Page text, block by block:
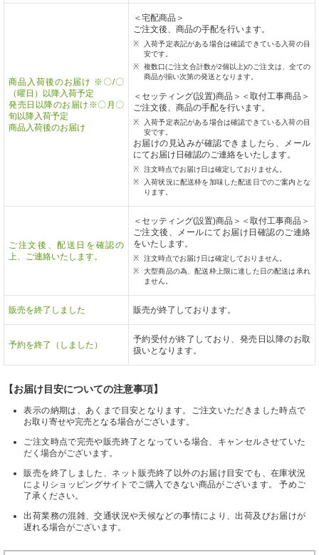
商品入荷後のお届け ※〇/〇
（曜日）以降入荷予定
発売日以降のお届け※〇月〇
旬以降入荷予定
商品入荷後のお届け
＜宅配商品＞
ご注文後、商品の手配を行います。
入荷予定表記がある場合は確認できている入荷の目
安です。
複数口(ご注文合計数が2個以上)のご注文は、全ての
商品が揃い次第の発送となります。
＜セッティング(設置)商品＞＜取付工事商品＞
ご注文後、商品の手配を行います。
入荷予定表記がある場合は確認できている入荷の目
安です。
お届けの見込みが確認できましたら、メール
にてお届け日確認のご連絡をいたします。
注文時点でお届け日は確定しておりません。
入荷状況に配送枠を加味した配送日でのご案内とな
ります。
ご注文後、配送日を確認の
上、ご連絡いたします。
＜セッティング(設置)商品＞＜取付工事商品＞
ご注文後、メールにてお届け日確認のご連絡
をいたします。
注文時点でお届け日は確定しておりません。
大型商品の為、配送枠上限に達した日の配送は承れ
ません。
販売を終了しました 販売が終了しております。
予約を終了（しました）
予約受付が終了しており、発売日以降のお取
扱いとなります。
【お届け目安についての注意事項】
表示の納期は、あくまで目安となります。ご注文いただきました時点で
お取り寄せや完売となる場合がございます。
ご注文時点で完売や販売終了となっている場合、キャンセルさせていた
だく場合がございます。
販売を終了しました、ネット販売終了以外のお届け目安でも、在庫状況
によりショッピングサイトでご購入できない商品がございます。 予めご
了承ください。
出荷業務の混雑、交通状況や天候などの事情により、出荷及びお届けが
遅れる場合がございます。